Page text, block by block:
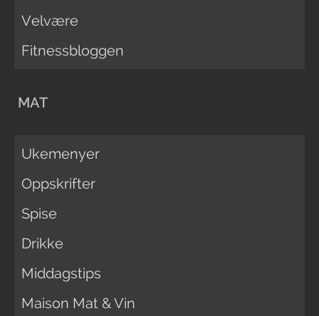
Velvære
Fitnessbloggen
MAT
Ukemenyer
Oppskrifter
Spise
Drikke
Middagstips
Maison Mat & Vin